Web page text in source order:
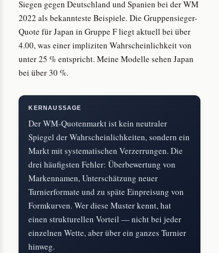
Siegen gegen Deutschland und Spanien bei der WM
2022 als bekannteste Beispiele. Die Gruppensieger-
Quote für Japan in Gruppe F liegt aktuell bei über
4.00, was einer impliziten Wahrscheinlichkeit von
unter 25 % entspricht. Meine Modelle sehen Japan
bei über 30 %.
KERNAUSSAGE
Der WM-Quotenmarkt ist kein neutraler
Spiegel der Wahrscheinlichkeiten, sondern ein
Markt mit systematischen Verzerrungen. Die
drei häufigsten Fehler: Überbewertung von
Markennamen, Unterschätzung neuer
Turnierformate und zu späte Einpreisung von
Formkurven. Wer diese Muster kennt, hat
einen strukturellen Vorteil — nicht bei jeder
einzelnen Wette, aber über ein ganzes Turnier
hinweg.